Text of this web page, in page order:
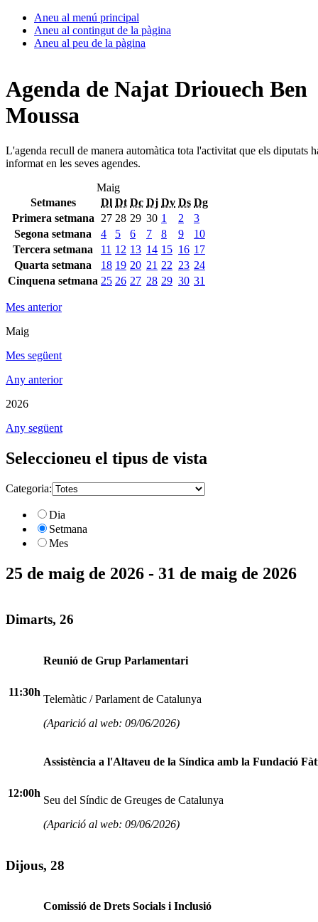
Aneu al menú principal
Aneu al contingut de la pàgina
Aneu al peu de la pàgina
Agenda de Najat Driouech Ben
Moussa
L'agenda recull de manera automàtica tota l'activitat que els diputats
informat en les seves agendes.
Maig
Setmanes
Dl Dt Dc Dj Dv Ds Dg
Primera setmana
27 28 29 30 1 2
3
Segona setmana
4 5 6 7 8 9
10
Tercera setmana
11 12 13 14 15 16 17
Quarta setmana
18 19 20 21 22 23 24
Cinquena setmana 25 26 27 28 29 30 31
Mes anterior
Maig
Mes següent
Any anterior
2026
Any següent
Seleccioneu el tipus de vista
Categoria:
Dia
Setmana
Mes
25 de maig de 2026 - 31 de maig de 2026
Dimarts, 26
11:30h
Reunió de Grup Parlamentari
Telemàtic / Parlament de Catalunya
(Aparició al web: 09/06/2026)
12:00h
Assistència a l'Altaveu de la Síndica amb la Fundació
Seu del Síndic de Greuges de Catalunya
(Aparició al web: 09/06/2026)
Dijous, 28
Comissió de Drets Socials i Inclusió